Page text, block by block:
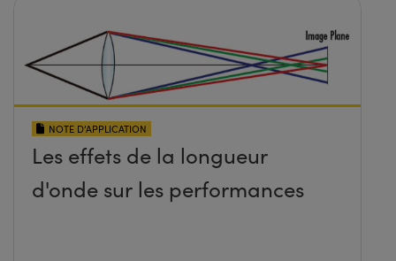
NOTE D’APPLICATION
Les effets de la longueur
d'onde sur les performances